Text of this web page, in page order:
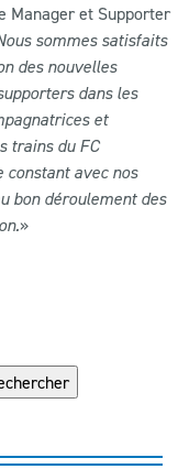
Manager et Supporter
sommes satisfaits
des nouvelles
dans les
et
trains du FC
constant avec nos
bon déroulement des
»